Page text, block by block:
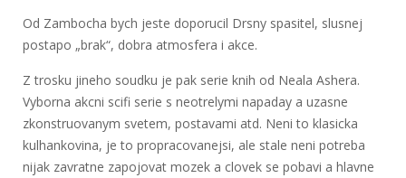
Od Zambocha bych jeste doporucil Drsny spasitel, slusnej
postapo „brak“, dobra atmosfera i akce.
Z trosku jineho soudku je pak serie knih od Neala Ashera.
Vyborna akcni scifi serie s neotrelymi napaday a uzasne
zkonstruovanym svetem, postavami atd. Neni to klasicka
kulhankovina, je to propracovanejsi, ale stale neni potreba
nijak zavratne zapojovat mozek a clovek se pobavi a hlavne